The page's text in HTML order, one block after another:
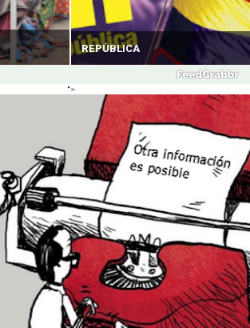
REPÚBLICA
">